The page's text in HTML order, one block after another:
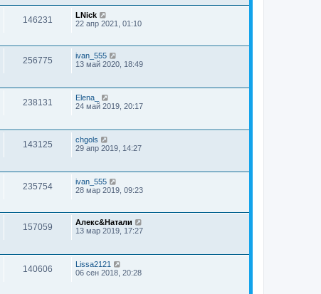
146231
LNick
22 апр 2021, 01:10
256775
ivan_555
13 май 2020, 18:49
238131
Elena_
24 май 2019, 20:17
143125
chgols
29 апр 2019, 14:27
235754
ivan_555
28 мар 2019, 09:23
157059
Алекс&Натали
13 мар 2019, 17:27
140606
Lissa2121
06 сен 2018, 20:28